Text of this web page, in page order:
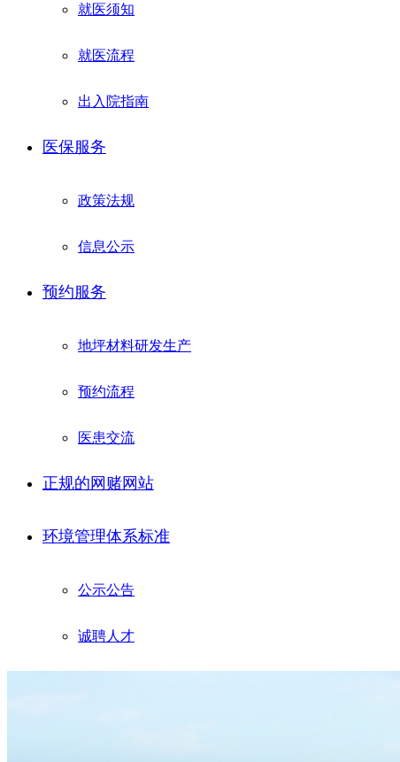
就医须知
就医流程
出入院指南
医保服务
政策法规
信息公示
预约服务
地坪材料研发生产
预约流程
医患交流
正规的网赌网站
环境管理体系标准
公示公告
诚聘人才